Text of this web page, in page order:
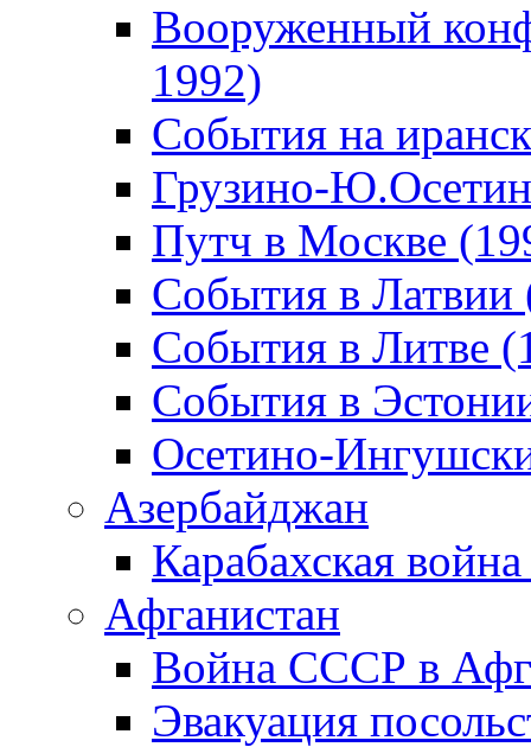
Вооруженный
1992)
События на
Грузино-
Путч в Москве
События в Латвии
События в Литве
События в
Осетино-
Азербайджан
Карабахская
Афганистан
Война СССР в
Эвакуация